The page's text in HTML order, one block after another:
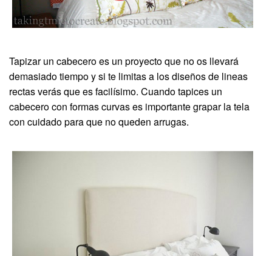
Tapizar un cabecero es un proyecto que no os llevará
demasiado tiempo y si te limitas a los diseños de lineas
rectas verás que es facilísimo. Cuando tapices un
cabecero con formas curvas es importante grapar la tela
con cuidado para que no queden arrugas.